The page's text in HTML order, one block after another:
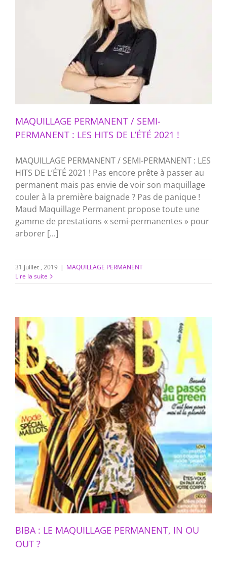
MAQUILLAGE PERMANENT / SEMI-
PERMANENT : LES HITS DE L’ÉTÉ 2021 !
MAQUILLAGE PERMANENT / SEMI-PERMANENT : LES
HITS DE L’ÉTÉ 2021 ! Pas encore prête à passer au
permanent mais pas envie de voir son maquillage
couler à la première baignade ? Pas de panique !
Maud Maquillage Permanent propose toute une
gamme de prestations « semi-permanentes » pour
arborer [...]
31 juillet , 2019 | MAQUILLAGE PERMANENT
Lire la suite
BIBA : LE MAQUILLAGE PERMANENT, IN OU
OUT ?